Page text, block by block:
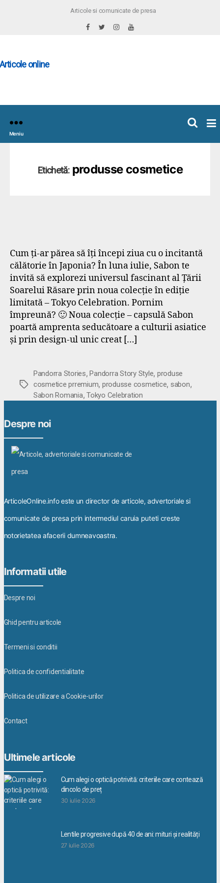
Articole si comunicate de presa
Meniu
Etichetă: produsse cosmetice
Cum ți-ar părea să îți începi ziua cu o incitantă
călătorie în Japonia? În luna iulie, Sabon te
invită să explorezi universul fascinant al Țării
Soarelui Răsare prin noua colecție în ediție
limitată – Tokyo Celebration. Pornim
împreună? 🙂 Noua colecție – capsulă Sabon
poartă amprenta seducătoare a culturii asiatice
și prin design-ul unic creat […]
Etichete
Pandorra Stories,Pandorra Story Style, produse
cosmetice prremium, produsse cosmetice, sabon,
Sabon Romania,Tokyo Celebration
Despre noi
ArticoleOnline.info este un director de articole, advertoriale si
comunicate de presa prin intermediul caruia puteti creste
notorietatea afacerii dumneavoastra.
Informatii utile
Despre noi
Ghid pentru articole
Termeni si conditii
Politica de confidentialitate
Politica de utilizare a Cookie-urilor
Contact
Ultimele articole
Cum alegi o optică potrivită: criteriile care contează
dincolo de preț
30 iulie 2026
Lentile progresive după 40 de ani: mituri și realități
27 iulie 2026